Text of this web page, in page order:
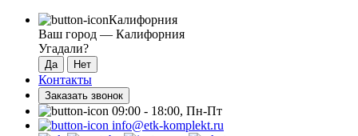
Калифорния
Ваш город — Калифорния
Угадали?
Контакты
Заказать звонок
09:00 - 18:00, Пн-Пт
info@etk-komplekt.ru